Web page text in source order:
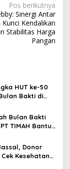
Pos berikutnya
Sinergi Antar
Kunci Kendalikan
Stabilitas Harga
Pangan
HUT ke-50
Bakti di
Darah, dan
Gratis
Bulan Bakti
TIMAH Bantu
Donor
Kesehatan